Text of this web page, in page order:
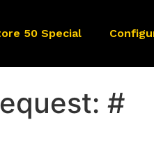
50 Special
#